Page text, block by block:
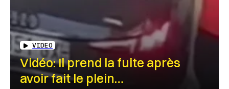
VIDEO
Vidéo: Il prend la fuite après
avoir fait le plein…